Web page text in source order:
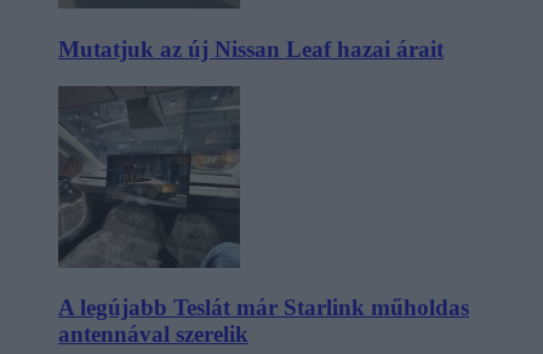
Mutatjuk az új Nissan Leaf hazai árait
A legújabb Teslát már Starlink műholdas
antennával szerelik